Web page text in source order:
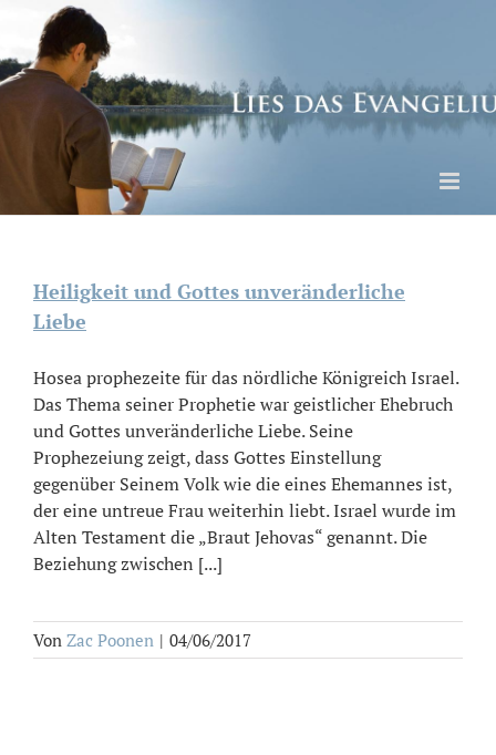
content
Heiligkeit und Gottes unveränderliche
Liebe
Hosea prophezeite für das nördliche Königreich Israel.
Das Thema seiner Prophetie war geistlicher Ehebruch
und Gottes unveränderliche Liebe. Seine
Prophezeiung zeigt, dass Gottes Einstellung
gegenüber Seinem Volk wie die eines Ehemannes ist,
der eine untreue Frau weiterhin liebt. Israel wurde im
Alten Testament die „Braut Jehovas“ genannt. Die
Beziehung zwischen [...]
Von Zac Poonen | 04/06/2017